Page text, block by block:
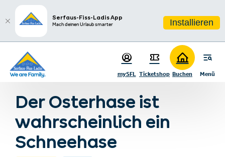
Serfaus-Fiss-Ladis App
Mach deinen Urlaub smarter Installieren
Zum Hauptinhalt springen
Zum Inhaltsverzeichnis springen
Zur Hauptnavigation springen
sr.table-of-contents
Überraschungen im Skigebiet
Der Osterhase kommt!
Menü
mySFL Ticketshop Buchen
Zurück zur Blogübersicht
Der Osterhase ist
wahrscheinlich ein
Schneehase